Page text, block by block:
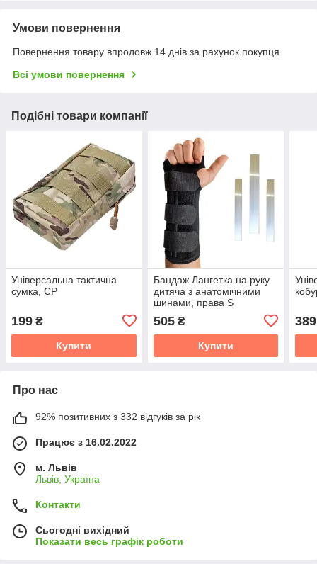
Умови повернення
Повернення товару впродовж 14 днів за рахунок покупця
Всі умови повернення
Подібні товари компанії
Універсальна тактична
сумка, CP
199 ₴
Купити
Бандаж Лангетка на руку
дитяча з анатомічними
шинами, права S
505₴
Купити
389
Про нас
92% позитивних з 332 відгуків за рік
Працює з 16.02.2022
м. Львів
Львів, Україна
Контакти
Сьогодні вихідний
Показати весь графік роботи